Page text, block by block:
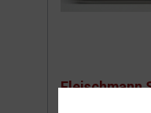
Fleischmann